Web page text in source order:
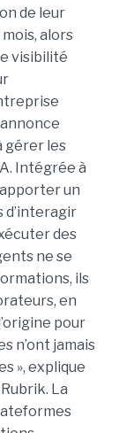
de leur
alors
visibilité
gérer les
Intégrée à
un
d’interagir
des
ne se
ils
en
pour
n’ont jamais
», explique
La